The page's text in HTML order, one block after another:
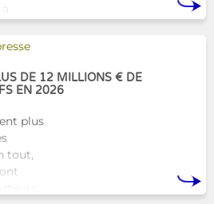
DE 12 MILLIONS € DE
EN 2026
plus
tout,